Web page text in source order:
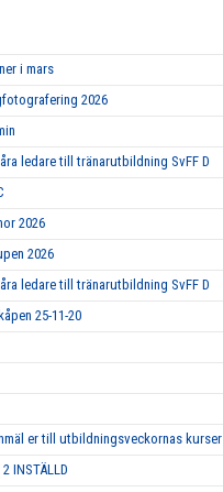
i mars
2026
ledare till tränarutbildning SvFF D
2026
2026
ledare till tränarutbildning SvFF D
25-11-20
er till utbildningsveckornas kurser
INSTÄLLD